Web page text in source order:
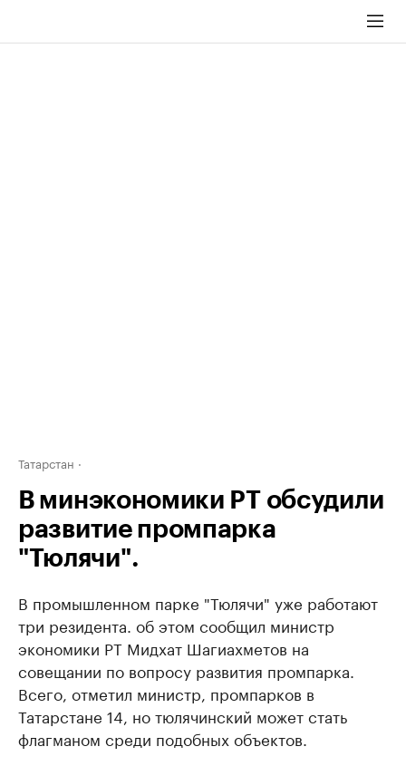
Татарстан
В минэкономики РТ обсудили
развитие промпарка
"Тюлячи".
В промышленном парке "Тюлячи" уже работают
три резидента. об этом сообщил министр
экономики РТ Мидхат Шагиахметов на
совещании по вопросу развития промпарка.
Всего, отметил министр, промпарков в
Татарстане 14, но тюлячинский может стать
флагманом среди подобных объектов.